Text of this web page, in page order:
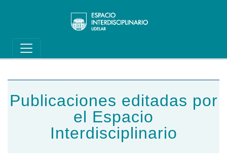
Main navigation
Publicaciones editadas por
el Espacio
Interdisciplinario